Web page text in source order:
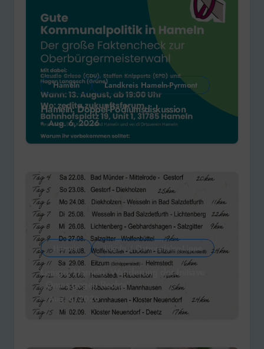
Hameln Landkreis Hameln-Pyrmont
Hameln: Doppel-Podiumsdiskussion
Aug. 6, 2026
Hameln Lügde / Ostwestfalen-Lippe
Lemgo/Hameln: Wanderung der Initiave
„Omas gegen Rechts“
Aug. 6, 2026